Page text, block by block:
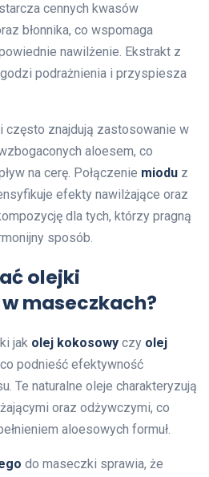
cennych kwasów
błonnika, co wspomaga
nawilżenie. Ekstrakt z
podrażnienia i przyspiesza
często znajdują zastosowanie w
aloesem, co
na cerę. Połączenie miodu z
efekty nawilżające oraz
dla tych, którzy pragną
sposób.
olejki
maseczkach?
jak olej kokosowy czy olej
podnieść efektywność
Te naturalne oleje charakteryzują
oraz odżywczymi, co
aloesowych formuł.
do maseczki sprawia, że